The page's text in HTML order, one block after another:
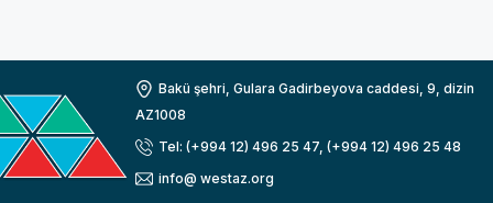
Bakü şehri, Gulara Gadirbeyova caddesi, 9, dizin
AZ1008
Tel: (+994 12) 496 25 47, (+994 12) 496 25 48
info@ westaz.org